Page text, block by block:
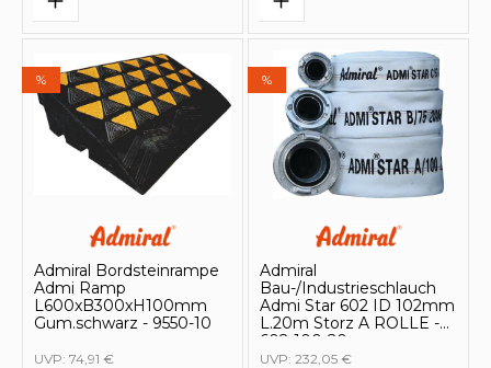
%
Admiral Bordsteinrampe
Admi Ramp
L600xB300xH100mm
Gum.schwarz - 9550-10
UVP: 74,91 €
%
Admiral
Bau-/Industrieschlauch
Admi Star 602 ID 102mm
L.20m Storz A ROLLE -
602-100-20
UVP: 232,05 €